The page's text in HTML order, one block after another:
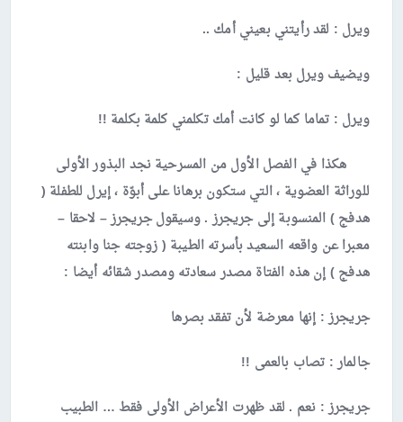
ويرل : لقد رأيتني بعيني أمك ..
ويضيف ويرل بعد قليل :
ويرل : تماما كما لو كانت أمك تكلمني كلمة بكلمة !!
هكذا في الفصل الأول من المسرحية نجد البذور الأولى
للوراثة العضوية ، التي ستكون برهانا على أبوّة ، إيرل للطفلة (
هدفج ) المنسوبة إلى جريجرز . وسيقول جريجرز – لاحقا –
معبرا عن واقعه السعيد بأسرته الطيبة ( زوجته جنا وابنته
هدفج ) إن هذه الفتاة مصدر سعادته ومصدر شقائه أيضا :
جريجرز: إنها معرضة لأن تفقد بصرها
جالمار: تصاب بالعمى !!
جريجرز: نعم . لقد ظهرت الأعراض الأولى فقط … الطبيب